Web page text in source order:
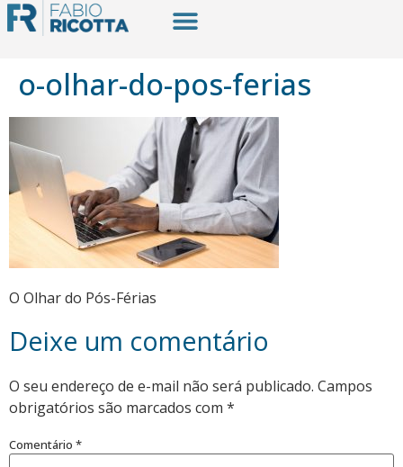
o-olhar-do-pos-ferias
O Olhar do Pós-Férias
Deixe um comentário
O seu endereço de e-mail não será publicado. Campos
obrigatórios são marcados com *
Comentário *